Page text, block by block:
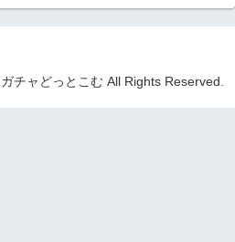
チャどっとこむ All Rights Reserved.